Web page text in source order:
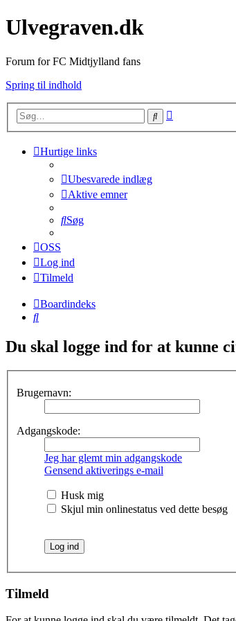
Ulvegraven.dk
Forum for FC Midtjylland fans
Spring til indhold
Søg
Hurtige links
Ubesvarede indlæg
Aktive emner
Søg
OSS
Log ind
Tilmeld
Boardindeks
Søg
Du skal logge ind for at kunne
Brugernavn:
Adgangskode:
Jeg har glemt min adgangskode
Gensend aktiverings e-mail
Husk mig
Skjul min onlinestatus ved dette besøg
Tilmeld